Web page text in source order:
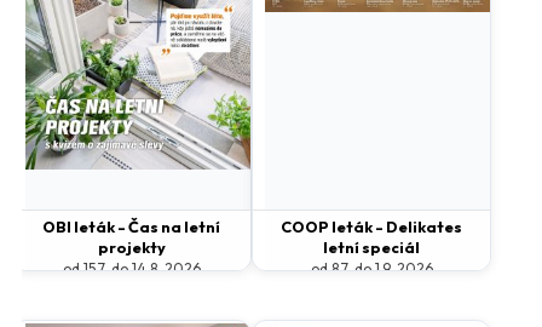
OBI leták - Čas na letní
projekty
od 15.7. do 14.8. 2026
COOP leták - Delikates
letní speciál
od 8.7. do 1.9. 2026